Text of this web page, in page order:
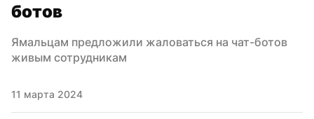
ботов
Ямальцам предложили жаловаться на чат-ботов
живым сотрудникам
11 марта 2024